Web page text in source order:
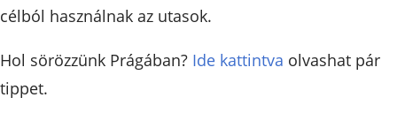
célból használnak az utasok.
Hol sörözzünk Prágában? Ide kattintva olvashat pár
tippet.